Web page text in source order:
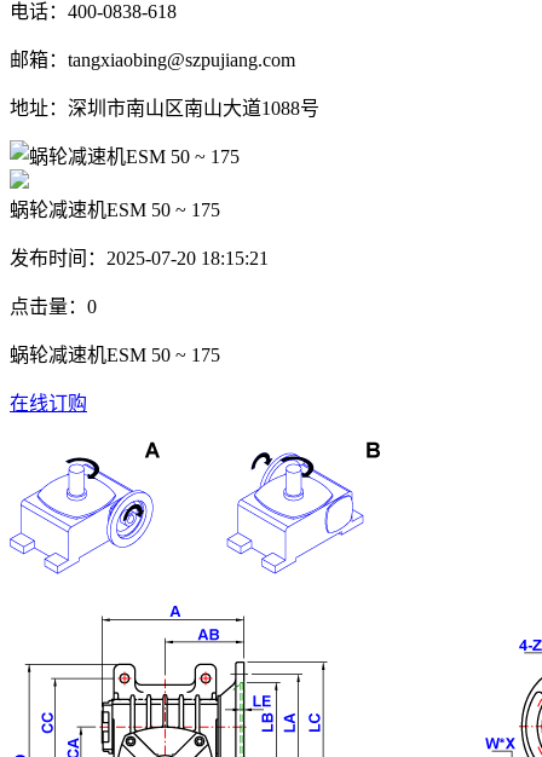
电话：400-0838-618
邮箱：tangxiaobing@szpujiang.com
地址：深圳市南山区南山大道1088号
蜗轮减速机ESM 50 ~ 175
发布时间：2025-07-20 18:15:21
点击量： 0
蜗轮减速机ESM 50 ~ 175
在线订购